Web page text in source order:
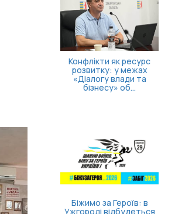
посл...
Як опанувати себе та
повернути відчуття
контролю